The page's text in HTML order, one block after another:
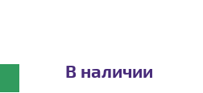
В наличии